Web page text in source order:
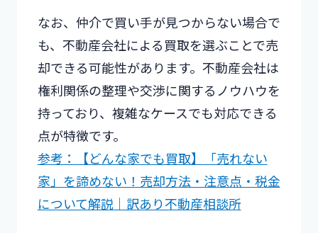
なお、仲介で買い手が見つからない場合で
も、不動産会社による買取を選ぶことで売
却できる可能性があります。不動産会社は
権利関係の整理や交渉に関するノウハウを
持っており、複雑なケースでも対応できる
点が特徴です。
参考：【どんな家でも買取】「売れない
家」を諦めない！売却方法・注意点・税金
について解説｜訳あり不動産相談所